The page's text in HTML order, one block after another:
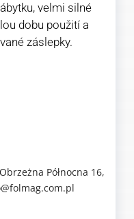
velmi silné
dobu použití a
záslepky.
Północna 16,